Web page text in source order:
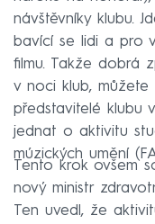
návštěvníky klubu.
bavící se lidi a pro
filmu. Takže dobrá
v noci klub, můžete
představitelé klubu
jednat o aktivitu
múzických umění
Tento krok ovšem
nový ministr
Ten uvedl, že